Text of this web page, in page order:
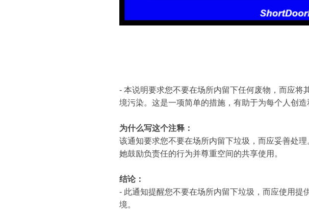
- 本说明要求您不要在场所内留下任何废物，而应
境污染。这是一项简单的措施，有助于为每个人创造
为什么写这个注释：
该通知要求您不要在场所内留下垃圾，而应妥善处
她鼓励负责任的行为并尊重空间的共享使用。
结论：
- 此通知提醒您不要在场所内留下垃圾，而应使用
境。